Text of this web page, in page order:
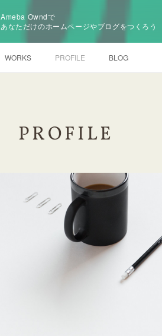
Ameba Owndで
あなただけのホームページやブログをつくろう
WORKS PROFILE BLOG
PROFILE